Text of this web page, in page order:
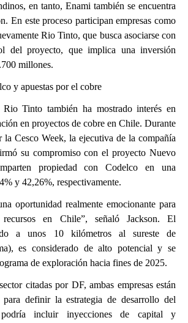
en tanto, Enami también se encuentra
En este proceso participan empresas como
Rio Tinto, que busca asociarse con
del proyecto, que implica una inversión
millones.
y apuestas por el cobre
Tinto también ha mostrado interés en
en proyectos de cobre en Chile. Durante
la Cesco Week, la ejecutiva de la compañía
su compromiso con el proyecto Nuevo
propiedad con Codelco en una
y 42,26%, respectivamente.
oportunidad realmente emocionante para
recursos en Chile”, señaló Jackson. El
a unos 10 kilómetros al sureste de
es considerado de alto potencial y se
de exploración hacia fines de 2025.
citadas por DF, ambas empresas están
para definir la estrategia de desarrollo del
incluir inyecciones de capital y